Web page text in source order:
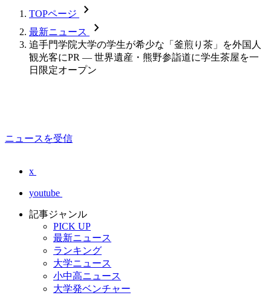
TOPページ chevron_forward
最新ニュース chevron_forward
追手門学院大学の学生が希少な「釜煎り茶」を外国人
観光客にPR — 世界遺産・熊野参詣道に学生茶屋を一
日限定オープン
ニュースを受信
x
youtube
記事ジャンル
PICK UP
最新ニュース
ランキング
大学ニュース
小中高ニュース
大学発ベンチャー